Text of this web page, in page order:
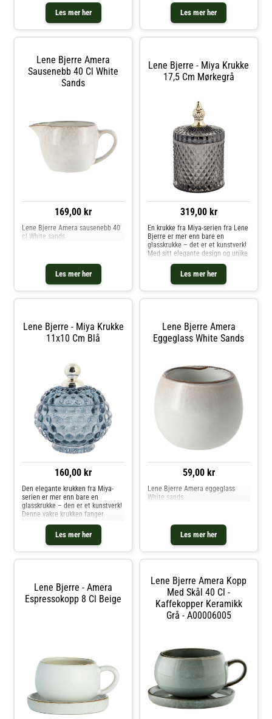
Les mer her Les mer her
Lene Bjerre Amera
Sausenebb 40 Cl White
Sands
169,00 kr
Les mer her
Lene Bjerre Amera sausenebb 40
cl White sands
Lene Bjerre - Miya Krukke
17,5 Cm Mørkegrå
319,00 kr
Les mer her
En krukke fra Miya-serien fra Lene
Bjerre er mer enn bare en
glasskrukke – det er et kunstverk!
Med sitt elegante design og unike
glassmønstre tiltrekker den seg
umiddelbart oppmerksomhet i
ethvert hjem. Denne krukken er
ikke bare vakker, men også pr
Lene Bjerre - Miya Krukke
11x10 Cm Blå
160,00 kr
Les mer her
Den elegante krukken fra Miya-
serien er mer enn bare en
glasskrukke – den er et kunstverk!
Denne vakre krukken fanger
oppmerksomheten i ethvert hjem,
samtidig som den er svært
praktisk. Perfekt for oppbevaring
av smykker eller andre småting,
Lene Bjerre Amera
Eggeglass White Sands
59,00 kr
Les mer her
Lene Bjerre Amera eggeglass
White sands
Lene Bjerre - Amera
Espressokopp 8 Cl Beige
Lene Bjerre Amera Kopp
Med Skål 40 Cl -
Kaffekopper Keramikk
Grå - A00006005